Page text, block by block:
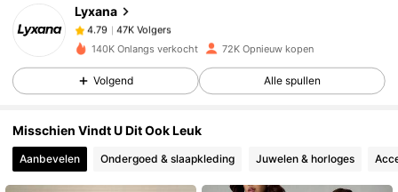
Lyxana
4.79 47K Volgers
47K Volgers
4.79
140K Onlangs verkocht 72K Opnieuw kopen
Volgend Alle spullen
Misschien Vindt U Dit Ook Leuk
Aanbevelen Ondergoed & slaapkleding Juwelen & horloges